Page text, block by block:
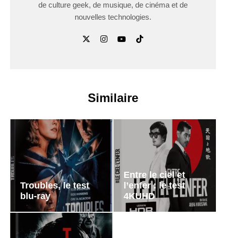
de culture geek, de musique, de cinéma et de
nouvelles technologies.
Similaire
Troubles, le test
blu-ray
Entre le ciel et
l’enfer : le test
4KUHD